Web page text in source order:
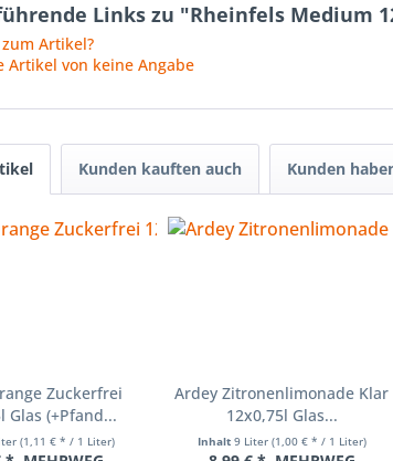
Links zu "Rheinfels Medium
Artikel?
Artikel von keine Angabe
Kunden kauften auch Kunden
Zuckerfrei
Glas (+Pfand...
(1,11 € * / 1 Liter)
Ardey Zitronenlimonade Klar
12x0,75l Glas...
Inhalt 9 Liter (1,00 € * / 1 Liter)